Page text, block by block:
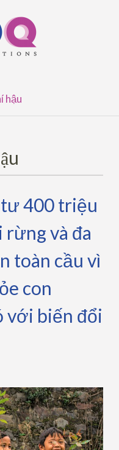
hậu
400 triệu
rừng và đa
toàn cầu vì
con
với biến đổi